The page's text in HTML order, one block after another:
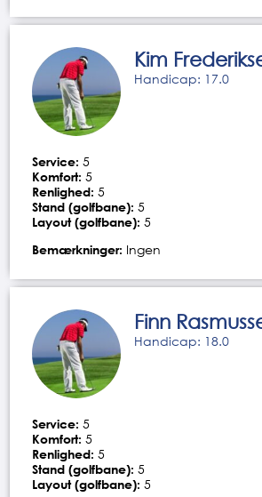
Kim
Handicap: 17.0
Service: 5
Komfort: 5
Renlighed: 5
Stand (golfbane): 5
Layout (golfbane): 5
Bemærkninger: Ingen
Finn
Handicap: 18.0
Service: 5
Komfort: 5
Renlighed: 5
Stand (golfbane): 5
Layout (golfbane): 5